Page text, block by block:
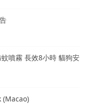
噴霧 長效8小時 貓狗安
(Macao)